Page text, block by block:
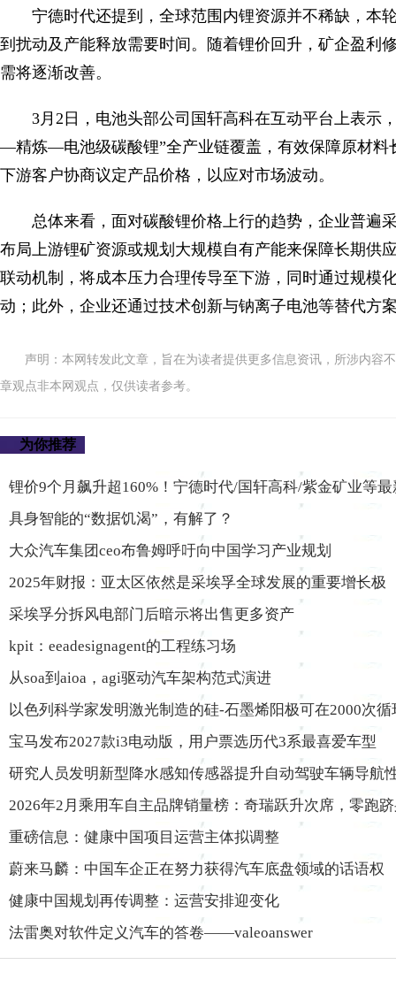
宁德时代还提到，全球范围内锂资源并不稀缺，本
到扰动及产能释放需要时间。随着锂价回升，矿企盈利
需将逐渐改善。
3月2日，电池头部公司国轩高科在互动平台上表示
—精炼—电池级碳酸锂”全产业链覆盖，有效保障原材料
下游客户协商议定产品价格，以应对市场波动。
总体来看，面对碳酸锂价格上行的趋势，企业普遍
布局上游锂矿资源或规划大规模自有产能来保障长期供
联动机制，将成本压力合理传导至下游，同时通过规模
动；此外，企业还通过技术创新与钠离子电池等替代方
声明：本网转发此文章，旨在为读者提供更多信息资讯，所涉内容
章观点非本网观点，仅供读者参考。
为你推荐
锂价9个月飙升超160%！宁德时代/国轩高科/紫金矿业等
具身智能的“数据饥渴”，有解了？
大众汽车集团ceo布鲁姆呼吁向中国学习产业规划
2025年财报：亚太区依然是采埃孚全球发展的重要增长极
采埃孚分拆风电部门后暗示将出售更多资产
kpit：eeadesignagent的工程练习场
从soa到aioa，agi驱动汽车架构范式演进
以色列科学家发明激光制造的硅-石墨烯阳极可在2000次循
宝马发布2027款i3电动版，用户票选历代3系最喜爱车型
研究人员发明新型降水感知传感器提升自动驾驶车辆导航
2026年2月乘用车自主品牌销量榜：奇瑞跃升次席，零跑
重磅信息：健康中国项目运营主体拟调整
蔚来马麟：中国车企正在努力获得汽车底盘领域的话语权
健康中国规划再传调整：运营安排迎变化
法雷奥对软件定义汽车的答卷——valeoanswer